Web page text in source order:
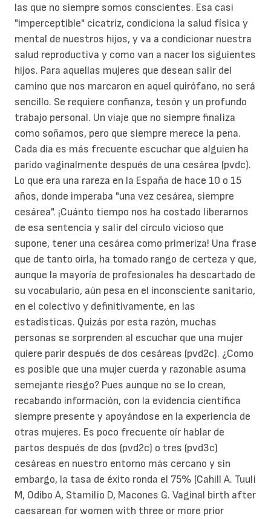
las que no siempre somos conscientes. Esa casi
"imperceptible" cicatriz, condiciona la salud física y
mental de nuestros hijos, y va a condicionar nuestra
salud reproductiva y como van a nacer los siguientes
hijos. Para aquellas mujeres que desean salir del
camino que nos marcaron en aquel quirófano, no será
sencillo. Se requiere confianza, tesón y un profundo
trabajo personal. Un viaje que no siempre finaliza
como soñamos, pero que siempre merece la pena.
Cada día es más frecuente escuchar que alguien ha
parido vaginalmente después de una cesárea (pvdc).
Lo que era una rareza en la España de hace 10 o 15
años, donde imperaba "una vez cesárea, siempre
cesárea". ¡Cuánto tiempo nos ha costado liberarnos
de esa sentencia y salir del círculo vicioso que
supone, tener una cesárea como primeriza! Una frase
que de tanto oírla, ha tomado rango de certeza y que,
aunque la mayoría de profesionales ha descartado de
su vocabulario, aún pesa en el inconsciente sanitario,
en el colectivo y definitivamente, en las
estadísticas. Quizás por esta razón, muchas
personas se sorprenden al escuchar que una mujer
quiere parir después de dos cesáreas (pvd2c). ¿Como
es posible que una mujer cuerda y razonable asuma
semejante riesgo? Pues aunque no se lo crean,
recabando información, con la evidencia científica
siempre presente y apoyándose en la experiencia de
otras mujeres. Es poco frecuente oír hablar de
partos después de dos (pvd2c) o tres (pvd3c)
cesáreas en nuestro entorno más cercano y sin
embargo, la tasa de éxito ronda el 75% (Cahill A. Tuuli
M, Odibo A, Stamilio D, Macones G. Vaginal birth after
caesarean for women with three or more prior